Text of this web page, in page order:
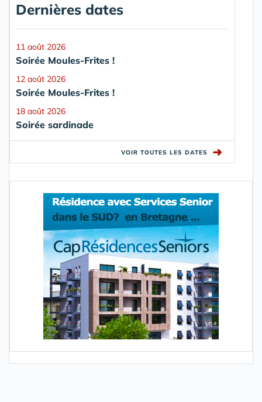
Dernières dates
11 août 2026
Soirée Moules-Frites !
12 août 2026
Soirée Moules-Frites !
18 août 2026
Soirée sardinade
VOIR TOUTES LES DATES ➜